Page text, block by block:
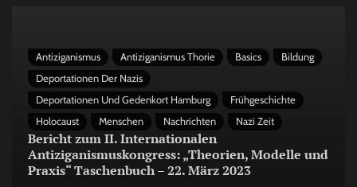
Antiziganismus Antiziganismus Thorie Basics
Bildung
Deportationen Der Nazis
Deportationen Und Gedenkort Hamburg
Frühgeschichte
Holocaust
Menschen Nachrichten Nazi Zeit
Bericht zum II. Internationalen
Antiziganismuskongress: „Theorien, Modelle und
Praxis“ Taschenbuch – 22. März 2023